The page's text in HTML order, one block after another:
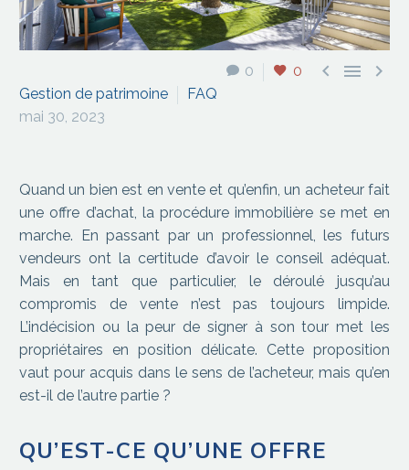
0 0   
Gestion de patrimoine
FAQ
mai 30, 2023
Quand un bien est en vente et qu’enfin, un acheteur fait
une offre d’achat, la procédure immobilière se met en
marche. En passant par un professionnel, les futurs
vendeurs ont la certitude d’avoir le conseil adéquat.
Mais en tant que particulier, le déroulé jusqu’au
compromis de vente n’est pas toujours limpide.
L’indécision ou la peur de signer à son tour met les
propriétaires en position délicate. Cette proposition
vaut pour acquis dans le sens de l’acheteur, mais qu’en
est-il de l’autre partie ?
QU’EST-CE QU’UNE OFFRE